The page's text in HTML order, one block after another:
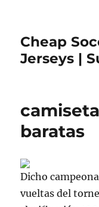
Cheap
Jerseys |
baratas
Dicho
vueltas del